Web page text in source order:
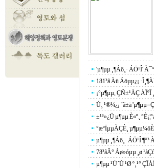
'µ¶µµ ¸¶Áö¸· ÁÖ¹Î'
181³â Àü Áöµµ¿¡
¡°µ¶µµ, ÇÑ±¹ÀÇ
Ú¸ ¹®¼­¿¡ ´ã±ä
±¹³»¿Ü µ¶µµ È«º¸
°æºÏµµÀÇÈ¸
µ¶µµ ¸¶Áö¸· ÁÖ¹Î ¶°³­
78³âÂ° Áø»óµµ ¸ø
µ¶µµ ¹Ù´Ù ¹Ø º¸¹°